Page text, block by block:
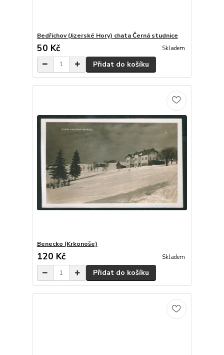
Bedřichov (Jizerské Hory) chata Černá studnice
50 Kč Skladem
Přidat do košíku
Benecko (Krkonoše)
120 Kč Skladem
Přidat do košíku